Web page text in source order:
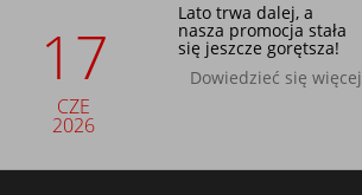
17
CZE
2026
Lato trwa dalej, a
nasza promocja stała
się jeszcze gorętsza!
Dowiedzieć się więcej